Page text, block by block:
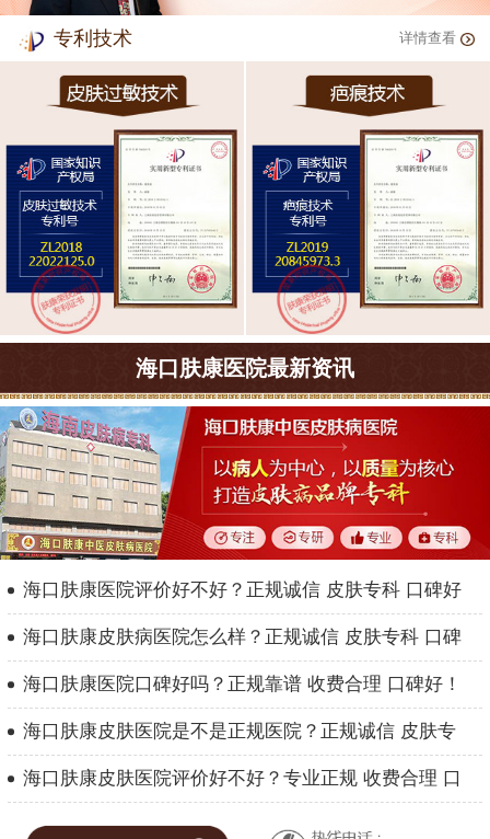
专利技术 详情查看
海口肤康医院最新资讯
海口肤康医院评价好不好？正规诚信 皮肤专科 口碑好
海口肤康皮肤病医院怎么样？正规诚信 皮肤专科 口碑
海口肤康医院口碑好吗？正规靠谱 收费合理 口碑好！
海口肤康皮肤医院是不是正规医院？正规诚信 皮肤专
海口肤康皮肤医院评价好不好？专业正规 收费合理 口